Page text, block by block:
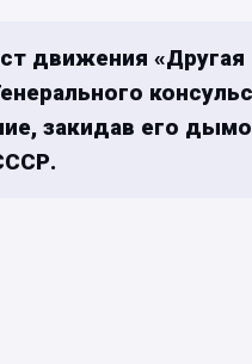
движения
закидав его